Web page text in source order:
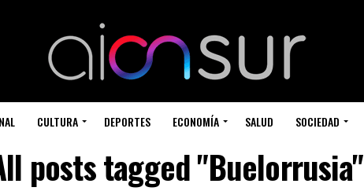
CULTURA DEPORTES ECONOMÍA SALUD SOCIEDAD
posts tagged "Buelorrusia"